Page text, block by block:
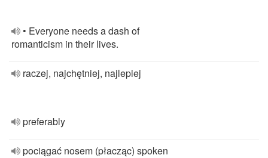
• Everyone needs a dash of
romanticism in their lives.
raczej, najchętniej, najlepiej
preferably
pociągać nosem (płacząc) spoken